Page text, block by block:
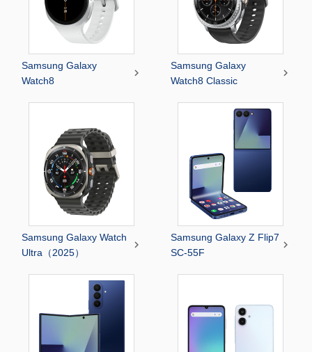
Samsung Galaxy
Watch8

Samsung Galaxy
Watch8 Classic

Samsung Galaxy Watch
Ultra（2025）

Samsung Galaxy Z Flip7
SC-55F
